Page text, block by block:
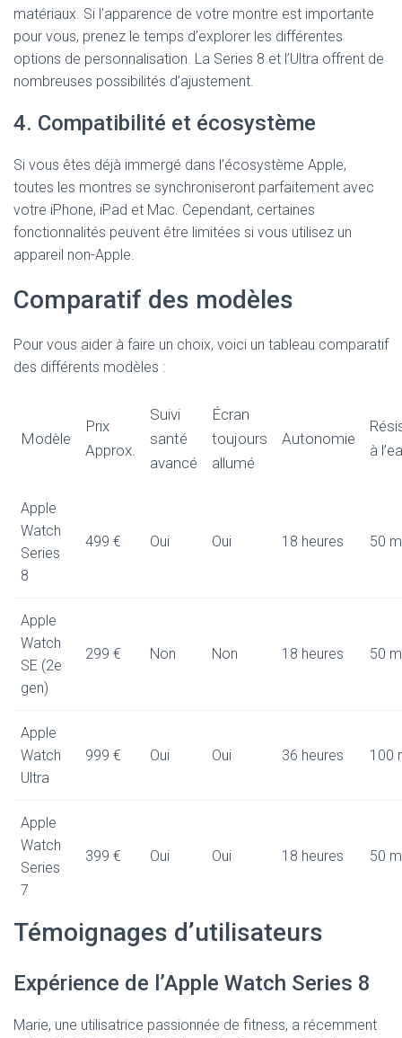
matériaux. Si l’apparence de votre montre est importante
pour vous, prenez le temps d’explorer les différentes
options de personnalisation. La Series 8 et l’Ultra offrent de
nombreuses possibilités d’ajustement.
4. Compatibilité et écosystème
Si vous êtes déjà immergé dans l’écosystème Apple,
toutes les montres se synchroniseront parfaitement avec
votre iPhone, iPad et Mac. Cependant, certaines
fonctionnalités peuvent être limitées si vous utilisez un
appareil non-Apple.
Comparatif des modèles
Pour vous aider à faire un choix, voici un tableau comparatif
des différents modèles :
Modèle
Prix
Approx.
Suivi
santé
avancé
Écran
toujours
allumé
Autonomie
à
Apple
Watch
Series
8
499 € Oui Oui 18 heures 50
Apple
Watch
SE (2e
gen)
299 € Non Non 18 heures 50
Apple
Watch
Ultra
999 € Oui Oui 36 heures 100
Apple
Watch
Series
7
399 € Oui Oui 18 heures 50
Témoignages d’utilisateurs
Expérience de l’Apple Watch Series 8
Marie, une utilisatrice passionnée de fitness, a récemment